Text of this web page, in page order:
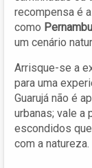
recompensa é
como
um cenário
Arrisque-se a
para uma
Guarujá não é
urbanas; vale a
escondidos
com a natureza.